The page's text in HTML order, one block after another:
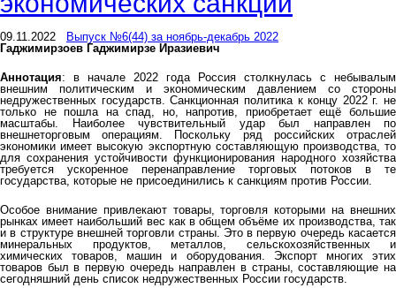
09.11.2022
Выпуск №6(44) за ноябрь-декабрь 2022
Гаджимирзоев Гаджимирзе Иразиевич
Аннотация: в начале 2022 года Россия столкнулась с небывалым
внешним политическим и экономическим давлением со стороны
недружественных государств. Санкционная политика к концу 2022 г. не
только не пошла на спад, но, напротив, приобретает ещё большие
масштабы. Наиболее чувствительный удар был направлен по
внешнеторговым операциям. Поскольку ряд российских отраслей
экономики имеет высокую экспортную составляющую производства, то
для сохранения устойчивости функционирования народного хозяйства
требуется ускоренное перенаправление торговых потоков в те
государства, которые не присоединились к санкциям против России.
Особое внимание привлекают товары, торговля которыми на внешних
рынках имеет наибольший вес как в общем объёме их производства, так
и в структуре внешней торговли страны. Это в первую очередь касается
минеральных продуктов, металлов, сельскохозяйственных и
химических товаров, машин и оборудования. Экспорт многих этих
товаров был в первую очередь направлен в страны, составляющие на
сегодняшний день список недружественных России государств.